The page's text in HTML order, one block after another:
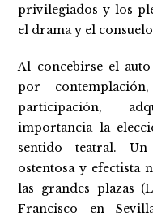
privilegiados y los
el drama y el
Al concebirse el
por
participación,
importancia la
sentido teatral.
ostentosa y efectista
las grandes plazas
Francisco en